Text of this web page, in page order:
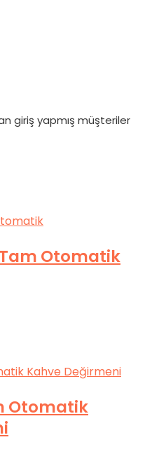
giriş yapmış müşteriler
Otomatik
Otomatik